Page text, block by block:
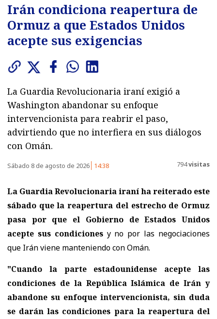
Irán condiciona reapertura de
Ormuz a que Estados Unidos
acepte sus exigencias
La Guardia Revolucionaria iraní exigió a
Washington abandonar su enfoque
intervencionista para reabrir el paso,
advirtiendo que no interfiera en sus diálogos
con Omán.
Sábado 8 de agosto de 2026 14:38 794visitas
La Guardia Revolucionaria iraní ha reiterado este
sábado que la reapertura del estrecho de Ormuz
pasa por que el Gobierno de Estados Unidos
acepte sus condicionesy no por las negociaciones
que Irán viene manteniendo con Omán.
"Cuando la parte estadounidense acepte las
condiciones de la República Islámica de Irán y
abandone su enfoque intervencionista, sin duda
se darán las condiciones para la reapertura del